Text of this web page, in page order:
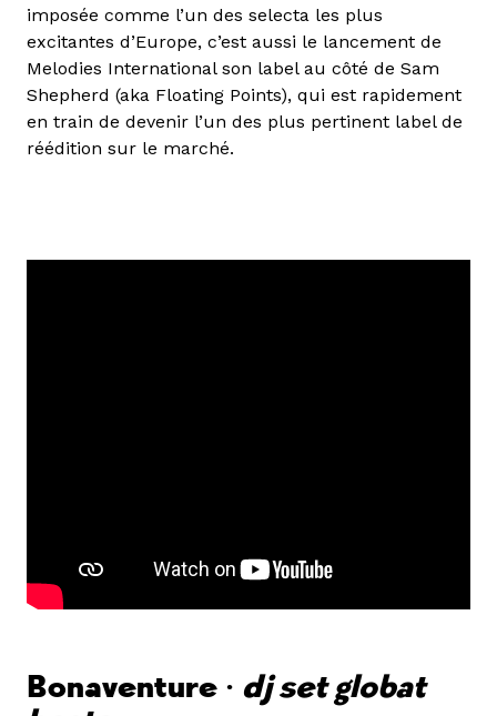
imposée comme l’un des selecta les plus
excitantes d’Europe, c’est aussi le lancement de
Melodies International son label au côté de Sam
Shepherd (aka Floating Points), qui est rapidement
en train de devenir l’un des plus pertinent label de
réédition sur le marché.
Bonaventure • dj set globat